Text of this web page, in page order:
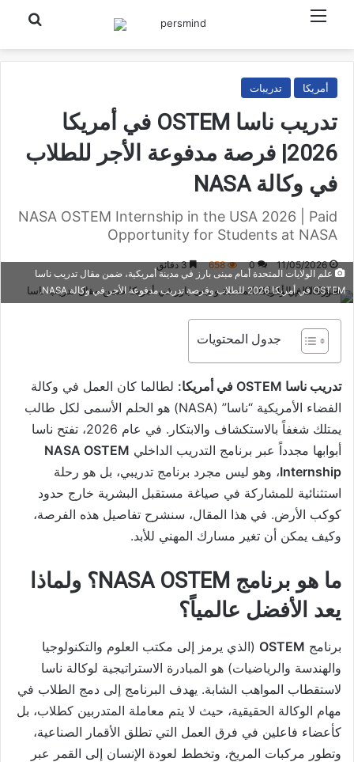
بحث عن
أمريكا تدريبات
تدريب ناسا OSTEM في أمريكا
2026| فرصة مدفوعة الأجر للطلاب
في وكالة NASA
NASA OSTEM Internship in the USA 2026 | Paid
Opportunity for Students at NASA
11/05/2026
0
658 3 دقائق
علم الولايات المتحدة أمام مبنى بارز في مدينة أمريكية، ضمن مقال تدريب ناسا
OSTEM في أمريكا 2026 للطلاب وفرصة تدريب مدفوعة الأجر في وكالة NASA.
جدول المحتويات
تدريب ناسا OSTEM في أمريكا:
لطالما كان العمل في وكالة
الفضاء الأمريكية “ناسا” (NASA) هو الحلم الأسمى لكل طالب
يمتلك شغفاً بالاستكشاف والابتكار. في عام 2026، تفتح ناسا
أبوابها مجدداً عبر برنامج التدريب الداخلي NASA OSTEM
Internship، وهو ليس مجرد برنامج تدريبي، بل هو رحلة
استثنائية للمشاركة في صياغة مستقبل البشرية خارج حدود
كوكب الأرض. في هذا المقال، سنشرح تفاصيل هذه الفرصة،
وكيف يمكن أن تغير مسارك المهني للأبد.
ما هو برنامج NASA OSTEM؟ ولماذا
يعد الأفضل عالمياً؟
برنامج OSTEM (الذي يرمز إلى مكتب العلوم والتكنولوجيا
والهندسة والرياضيات) هو المبادرة الاستراتيجية لوكالة ناسا
لاستقطاب المواهب الشابة. يهدف البرنامج إلى دمج الطلاب في
مهام الوكالة الحقيقية، حيث لا يتم معاملة المتدربين كطلاب، بل
كأعضاء فاعلين في فرق العمل التي تطلق الأقمار الصناعية،
وتطور مركبات المريخ، وتخطط لعودة الإنسان إلى القمر عبر